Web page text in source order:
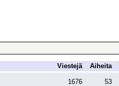
Viestejä Aiheita
1676 53